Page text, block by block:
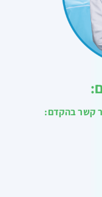
קשר בהקדם: